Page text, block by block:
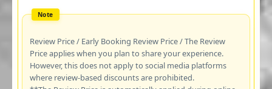
Review Price / Early Booking Review Price / The Review
Price applies when you plan to share your experience.
However, this does not apply to social media platforms
where review-based discounts are prohibited.